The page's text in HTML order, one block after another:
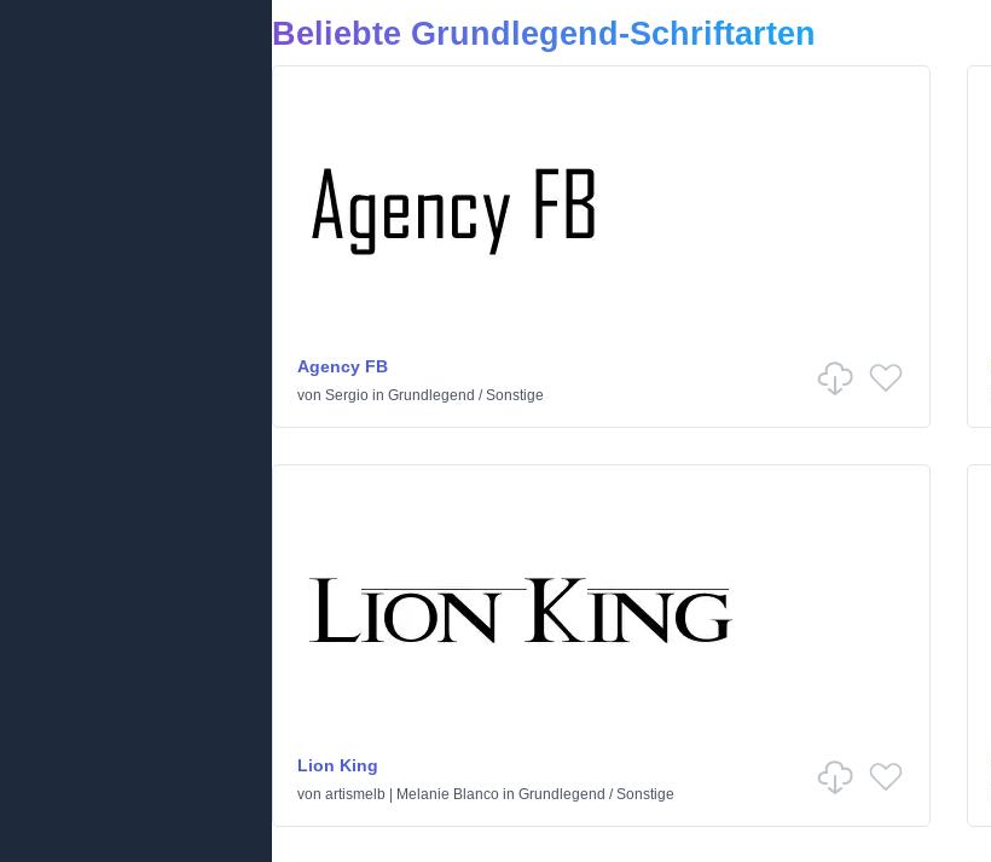
Beliebte Grundlegend-Schriftarten
Agency FB
von Sergio in Grundlegend /Sonstige
Lion King
von artismelb | Melanie Blanco in Grundlegend /Sonstige